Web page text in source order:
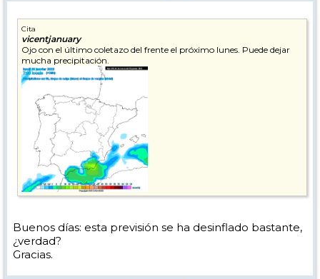
Cita
vicentjanuary
Ojo con el último coletazo del frente el próximo lunes. Puede dejar
mucha precipitación.
Buenos días: esta previsión se ha desinflado bastante,
¿verdad?
Gracias.